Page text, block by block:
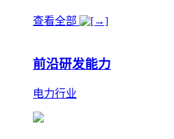
查看全部
前沿研发能力
电力行业